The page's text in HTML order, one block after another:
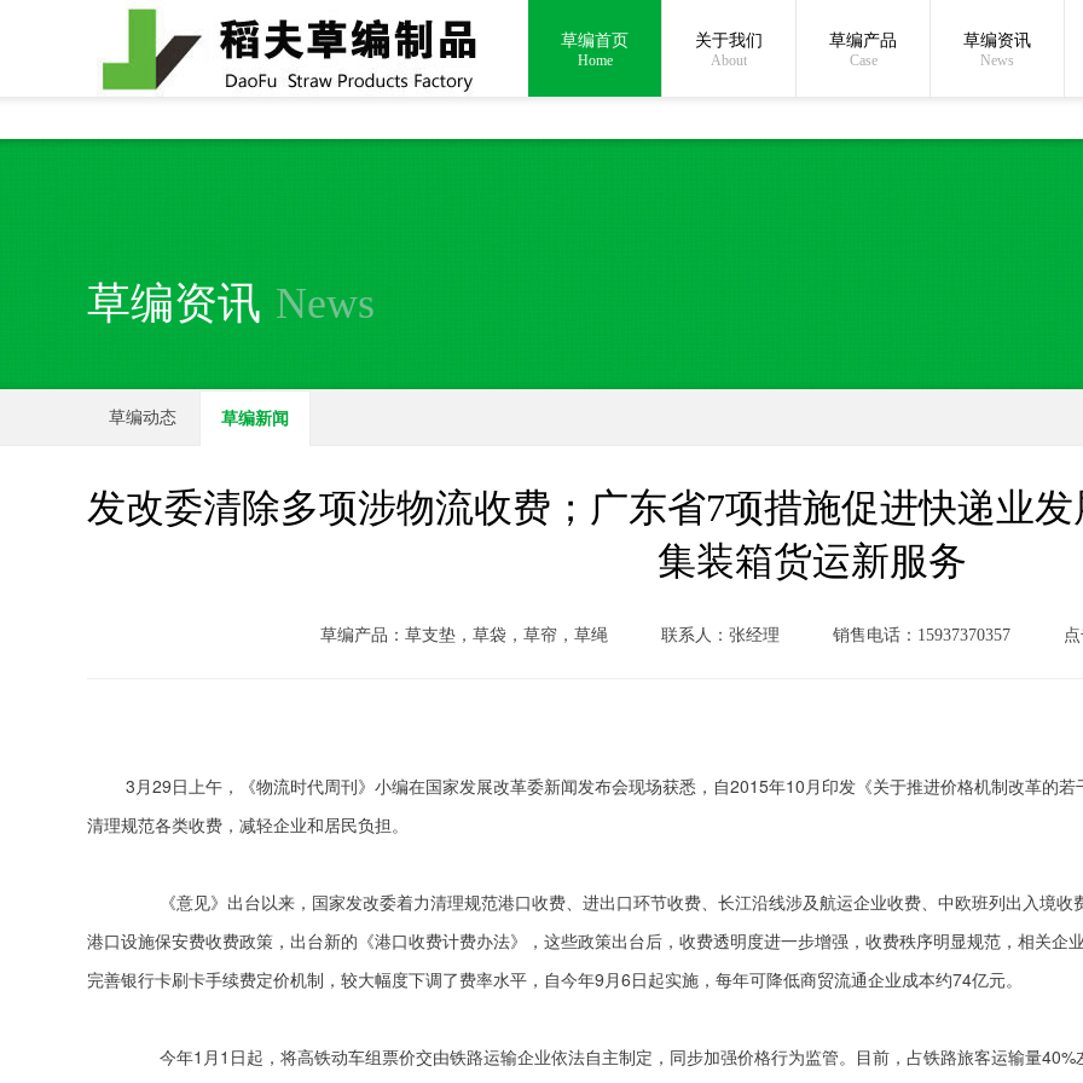
全国统一24小时销售电话：15937370357 在线沟通:
草编首页
Home
关于我们
About
草编产品
Case
草编资讯
News
草编资讯 News
草编动态 草编新闻
发改委清除多项涉物流收费；广东省7项措施促进快递业
集装箱货运新服务
草编产品：草支垫，草袋，草帘，草绳 联系人：张经理 销售电话：15937370357
3月29日上午，《物流时代周刊》小编在国家发展改革委新闻发布会现场获悉，自2015年10月印发《关于推进价格机制改革的
清理规范各类收费，减轻企业和居民负担。
《意见》出台以来，国家发改委着力清理规范港口收费、进出口环节收费、长江沿线涉及航运企业收费、中欧班列出入境收
港口设施保安费收费政策，出台新的《港口收费计费办法》，这些政策出台后，收费透明度进一步增强，收费秩序明显规范，相关
完善银行卡刷卡手续费定价机制，较大幅度下调了费率水平，自今年9月6日起实施，每年可降低商贸流通企业成本约74亿元。
今年1月1日起，将高铁动车组票价交由铁路运输企业依法自主制定，同步加强价格行为监管。目前，占铁路旅客运输量